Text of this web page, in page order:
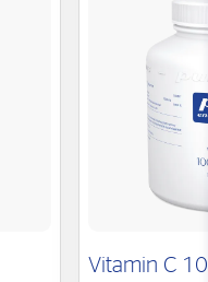
Vitamin C